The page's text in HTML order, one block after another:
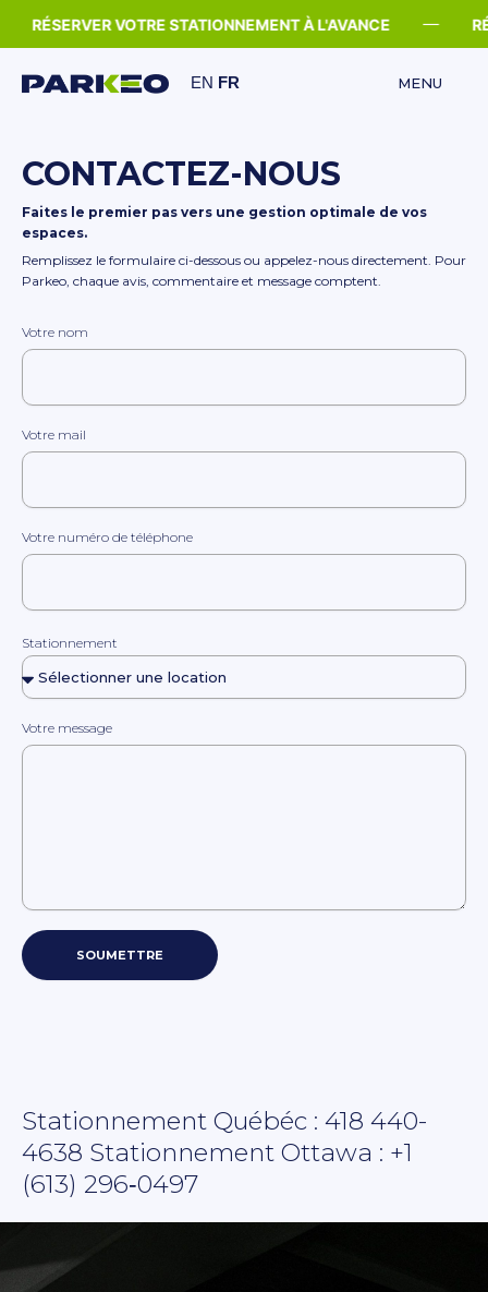
RÉSERVER VOTRE STATIONNEMENT À L'AVANCE —
EN FR MENU
CONTACTEZ-NOUS
Faites le premier pas vers une gestion optimale de vos
espaces.
Remplissez le formulaire ci-dessous ou appelez-nous directement. Pour
Parkeo, chaque avis, commentaire et message comptent.
Votre nom
Votre mail
Votre numéro de téléphone
Stationnement
Votre message
SOUMETTRE
Stationnement Québéc : 418 440-
4638 Stationnement Ottawa : +1
(613) 296‑0497‬